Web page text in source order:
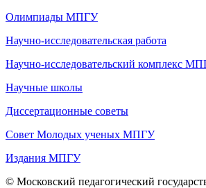
Олимпиады МПГУ
Научно-исследовательская работа
Научно-исследовательский комплекс
Научные школы
Диссертационные советы
Совет Молодых ученых МПГУ
Издания МПГУ
© Московский педагогический